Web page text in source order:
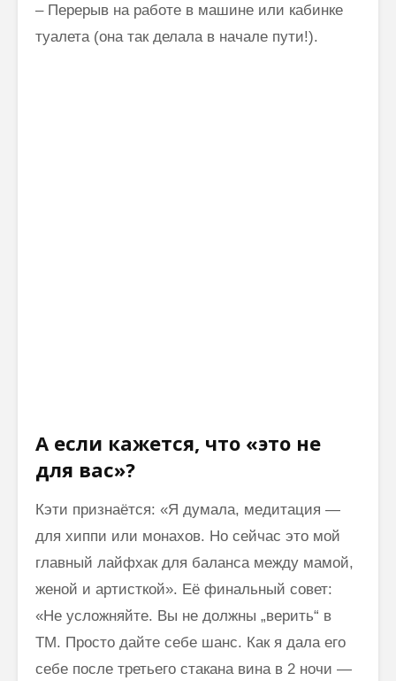
– Перерыв на работе в машине или кабинке
туалета (она так делала в начале пути!).
А если кажется, что «это не
для вас»?
Кэти признаётся: «Я думала, медитация —
для хиппи или монахов. Но сейчас это мой
главный лайфхак для баланса между мамой,
женой и артисткой». Её финальный совет:
«Не усложняйте. Вы не должны „верить“ в
ТМ. Просто дайте себе шанс. Как я дала его
себе после третьего стакана вина в 2 ночи —